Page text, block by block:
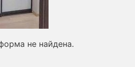
не найдена.